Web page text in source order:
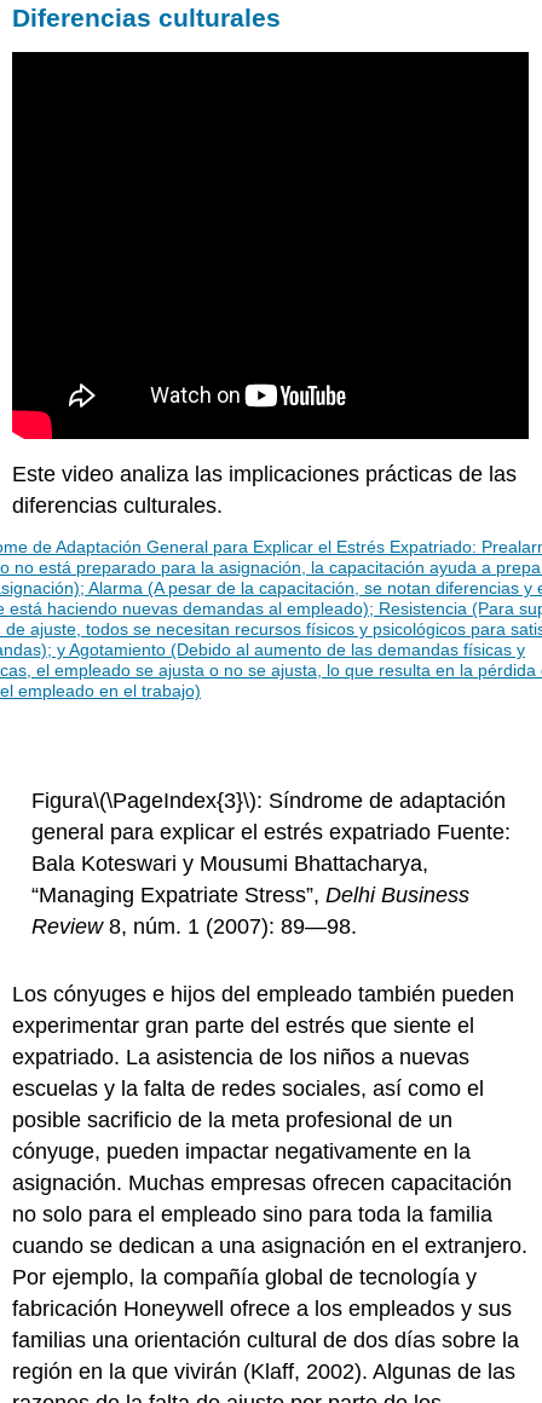
Diferencias culturales
Este video analiza las implicaciones prácticas de las
diferencias culturales.
Figura\(\PageIndex{3}\): Síndrome de adaptación
general para explicar el estrés expatriado Fuente:
Bala Koteswari y Mousumi Bhattacharya,
“Managing Expatriate Stress”, Delhi Business
Review8, núm. 1 (2007): 89—98.
Los cónyuges e hijos del empleado también pueden
experimentar gran parte del estrés que siente el
expatriado. La asistencia de los niños a nuevas
escuelas y la falta de redes sociales, así como el
posible sacrificio de la meta profesional de un
cónyuge, pueden impactar negativamente en la
asignación. Muchas empresas ofrecen capacitación
no solo para el empleado sino para toda la familia
cuando se dedican a una asignación en el extranjero.
Por ejemplo, la compañía global de tecnología y
fabricación Honeywell ofrece a los empleados y sus
familias una orientación cultural de dos días sobre la
región en la que vivirán (Klaff, 2002). Algunas de las